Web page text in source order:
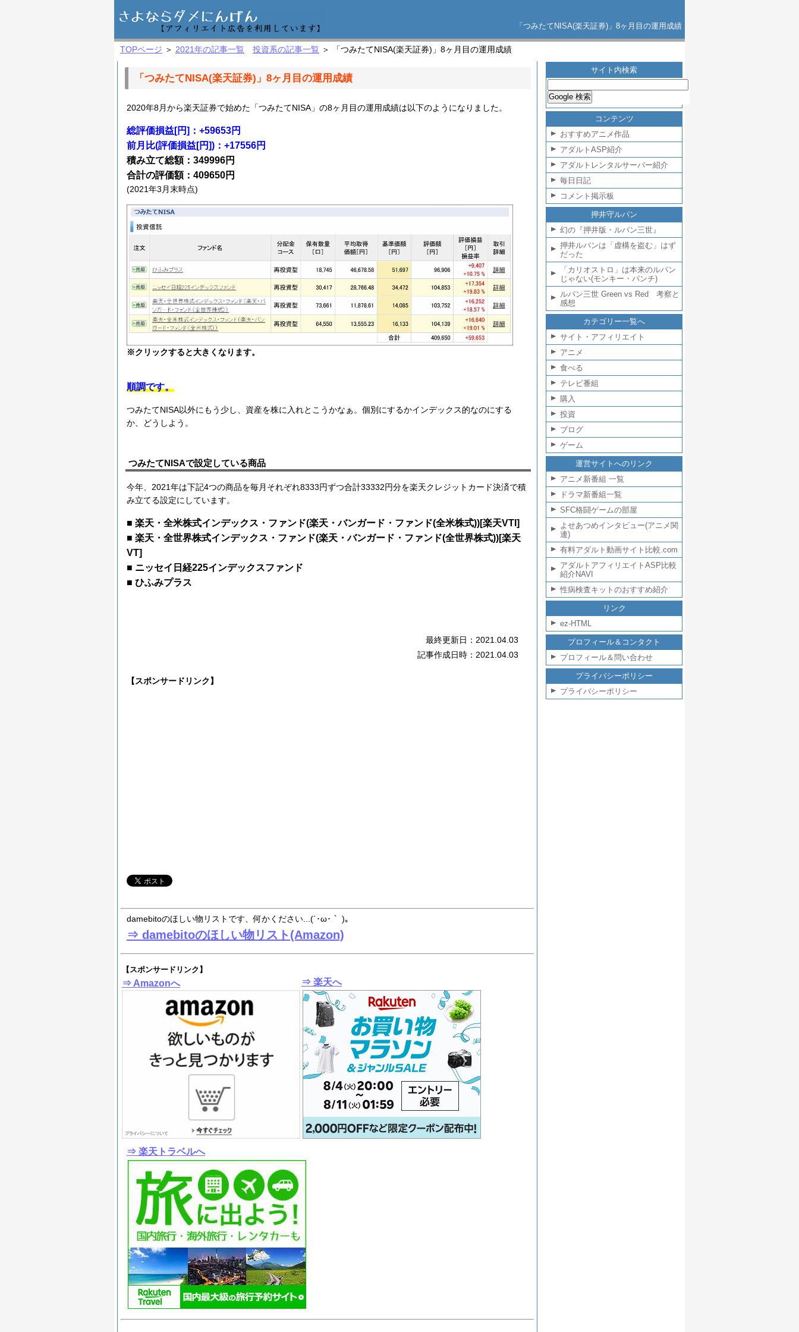
「つみたてNISA(楽天証券)」8ヶ月目の運用成績
TOPページ ＞ 2021年の記事一覧 投資系の記事一覧 ＞ 「つみたてNISA(楽天証券)」8ヶ月目の運用成績
「つみたてNISA(楽天証券)」8ヶ月目の運用成績
2020年8月から楽天証券で始めた「つみたてNISA」の8ヶ月目の運用成績は以下のようになりました。
総評価損益[円]：+59653円
前月比(評価損益[円])：+17556円
積み立て総額：349996円
合計の評価額：409650円
(2021年3月末時点)
※クリックすると大きくなります。
順調です。
つみたてNISA以外にもう少し、資産を株に入れとこうかなぁ。個別にするかインデックス的なのにする
か、どうしよう。
つみたてNISAで設定している商品
今年、2021年は下記4つの商品を毎月それぞれ8333円ずつ合計33332円分を楽天クレジットカード決済で積
み立てる設定にしています。
■ 楽天・全米株式インデックス・ファンド(楽天・バンガード・ファンド(全米株式))[楽天VTI]
■ 楽天・全世界株式インデックス・ファンド(楽天・バンガード・ファンド(全世界株式))[楽天
VT]
■ ニッセイ日経225インデックスファンド
■ ひふみプラス
最終更新日：2021.04.03
記事作成日時：2021.04.03
【スポンサードリンク】
damebitoのほしい物リストです、何かください...(´･ω･｀ )。
⇒ damebitoのほしい物リスト(Amazon)
【スポンサードリンク】
⇒ Amazonへ ⇒ 楽天へ
⇒ 楽天トラベルへ
サイト内検索
コンテンツ
おすすめアニメ作品
アダルトASP紹介
アダルトレンタルサーバー紹介
毎日日記
コメント掲示板
押井守ルパン
幻の『押井版・ルパン三世』
押井ルパンは「虚構を盗む」はず
だった
「カリオストロ」は本来のルパン
じゃない(モンキー・パンチ)
ルパン三世 Green vs Red 考察と
感想
カテゴリー一覧へ
サイト・アフィリエイト
アニメ
食べる
テレビ番組
購入
投資
ブログ
ゲーム
運営サイトへのリンク
アニメ新番組 一覧
ドラマ新番組一覧
SFC格闘ゲームの部屋
よせあつめインタビュー(アニメ関
連)
有料アダルト動画サイト比較.com
アダルトアフィリエイトASP比較
紹介NAVI
性病検査キットのおすすめ紹介
リンク
ez-HTML
プロフィール＆コンタクト
プロフィール＆問い合わせ
プライバシーポリシー
プライバシーポリシー